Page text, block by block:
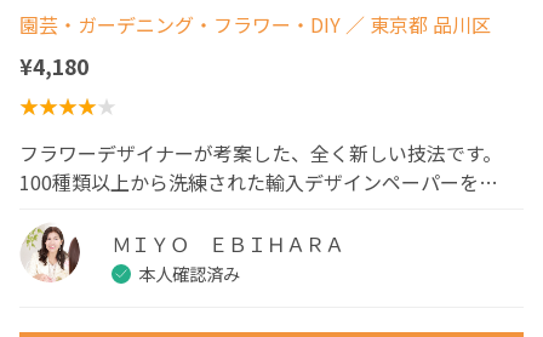
園芸・ガーデニング・フラワー・DIY ／ 東京都 品川区
¥4,180
フラワーデザイナーが考案した、全く新しい技法です。
100種類以上から洗練された輸入デザインペーパーを…
ＭＩＹＯ ＥＢＩＨＡＲＡ
本人確認済み